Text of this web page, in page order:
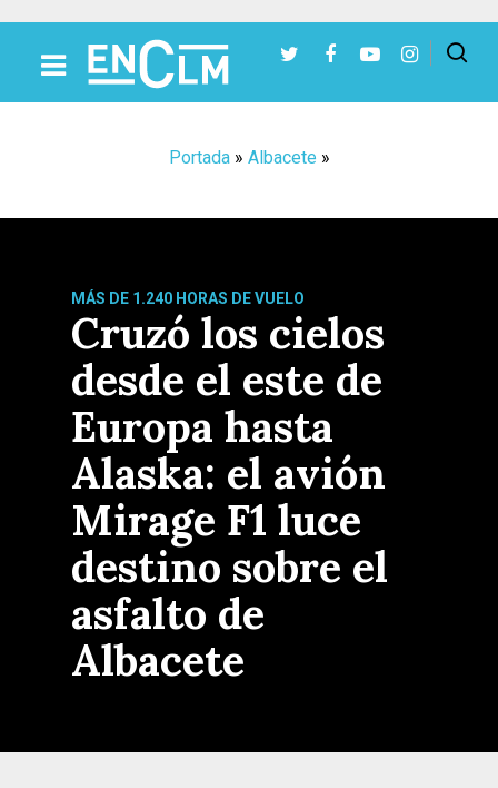
Portada» Albacete »
MÁS DE 1.240 HORAS DE VUELO
Cruzó los cielos
desde el este de
Europa hasta
Alaska: el avión
Mirage F1 luce
destino sobre el
asfalto de
Albacete